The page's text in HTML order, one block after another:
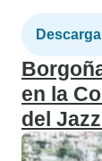
en la
del